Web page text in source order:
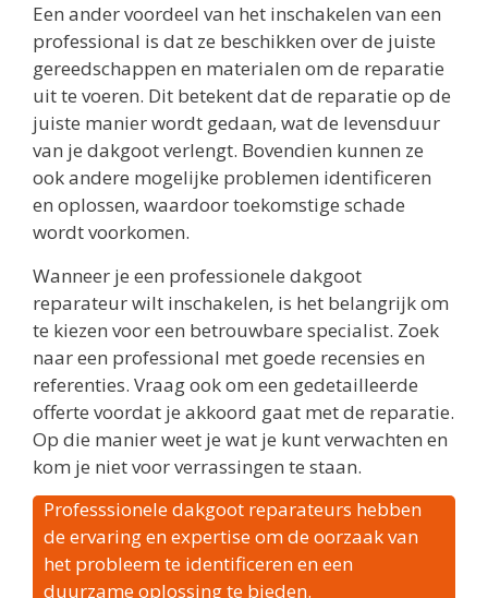
Een ander voordeel van het inschakelen van een
professional is dat ze beschikken over de juiste
gereedschappen en materialen om de reparatie
uit te voeren. Dit betekent dat de reparatie op de
juiste manier wordt gedaan, wat de levensduur
van je dakgoot verlengt. Bovendien kunnen ze
ook andere mogelijke problemen identificeren
en oplossen, waardoor toekomstige schade
wordt voorkomen.
Wanneer je een professionele dakgoot
reparateur wilt inschakelen, is het belangrijk om
te kiezen voor een betrouwbare specialist. Zoek
naar een professional met goede recensies en
referenties. Vraag ook om een gedetailleerde
offerte voordat je akkoord gaat met de reparatie.
Op die manier weet je wat je kunt verwachten en
kom je niet voor verrassingen te staan.
Professsionele dakgoot reparateurs hebben
de ervaring en expertise om de oorzaak van
het probleem te identificeren en een
duurzame oplossing te bieden.